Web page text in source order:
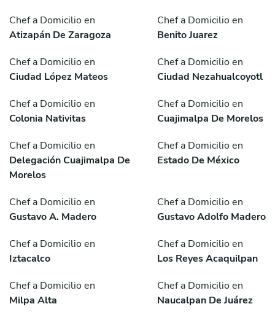
Chef a Domicilio en
Atizapán De Zaragoza
Chef a Domicilio en
Benito Juarez
Chef a Domicilio en
Ciudad López Mateos
Chef a Domicilio en
Ciudad Nezahualcoyotl
Chef a Domicilio en
Colonia Nativitas
Chef a Domicilio en
Cuajimalpa De Morelos
Chef a Domicilio en
Delegación Cuajimalpa De
Morelos
Chef a Domicilio en
Estado De México
Chef a Domicilio en
Gustavo A. Madero
Chef a Domicilio en
Gustavo Adolfo Madero
Chef a Domicilio en
Iztacalco
Chef a Domicilio en
Los Reyes Acaquilpan
Chef a Domicilio en
Milpa Alta
Chef a Domicilio en
Naucalpan De Juárez